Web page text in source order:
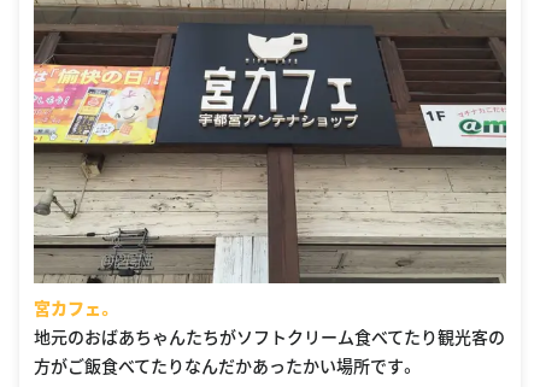
宮カフェ。
地元のおばあちゃんたちがソフトクリーム食べてたり観光客の
方がご飯食べてたりなんだかあったかい場所です。